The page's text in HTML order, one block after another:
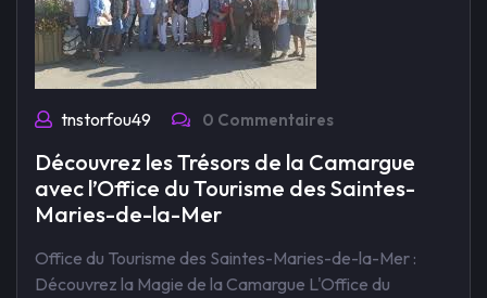
tnstorfou49 0 Commentaires
Découvrez les Trésors de la Camargue
avec l’Office du Tourisme des Saintes-
Maries-de-la-Mer
Office du Tourisme des Saintes-Maries-de-la-Mer :
Découvrez la Magie de la Camargue L'Office du